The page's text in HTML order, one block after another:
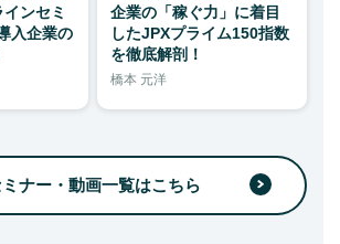
ンセミ
入企業の
企業の「稼ぐ力」に着目
したJPXプライム150指数
を徹底解剖！
橋本 元洋
ミナー・動画一覧はこちら